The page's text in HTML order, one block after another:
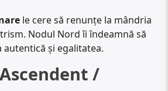
le cere să renunțe la mândria
Nodul Nord îi îndeamnă să
și egalitatea.
/